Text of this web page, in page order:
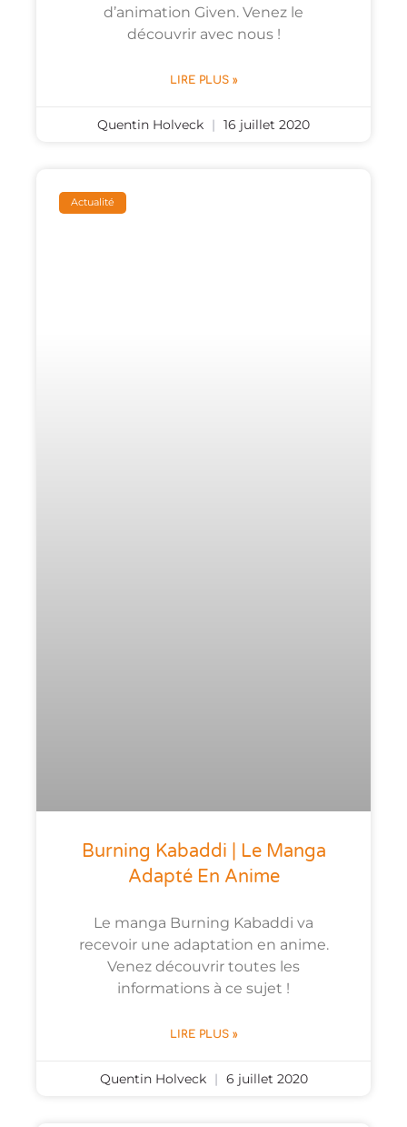
d’animation Given. Venez le
découvrir avec nous !
LIRE PLUS »
Quentin Holveck 16 juillet 2020
Actualité
Burning Kabaddi | Le Manga
Adapté En Anime
Le manga Burning Kabaddi va
recevoir une adaptation en anime.
Venez découvrir toutes les
informations à ce sujet !
LIRE PLUS »
Quentin Holveck 6 juillet 2020